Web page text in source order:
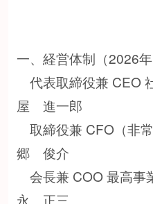
一、経営体制（2026年
代表取締役兼
屋 進一郎
取締役兼
郷 俊介
会長兼 COO 最高
永 正三